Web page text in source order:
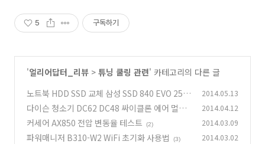
5 구독하기
'얼리어답터_리뷰 > 튜닝 쿨링 관련' 카테고리의 다른 글
노트북 HDD SSD 교체 삼성 SSD 840 EVO 250
GB (21)
2014.05.13
다이슨 청소기 DC62 DC48 싸이클론 에어 멀티
플라이어 (3)
2014.04.12
커세어 AX850 전압 변동율 테스트 (2) 2014.03.09
파워매니저 B310-W2 WiFi 초기화 사용법 (3) 2014.03.02